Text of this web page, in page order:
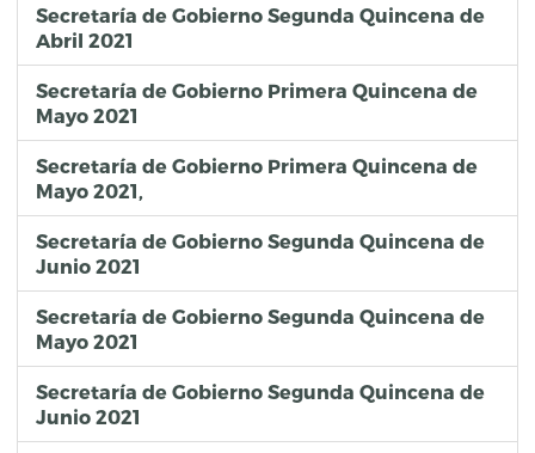
Secretaría de Gobierno Segunda Quincena de
Abril 2021
Secretaría de Gobierno Primera Quincena de
Mayo 2021
Secretaría de Gobierno Primera Quincena de
Mayo 2021,
Secretaría de Gobierno Segunda Quincena de
Junio 2021
Secretaría de Gobierno Segunda Quincena de
Mayo 2021
Secretaría de Gobierno Segunda Quincena de
Junio 2021